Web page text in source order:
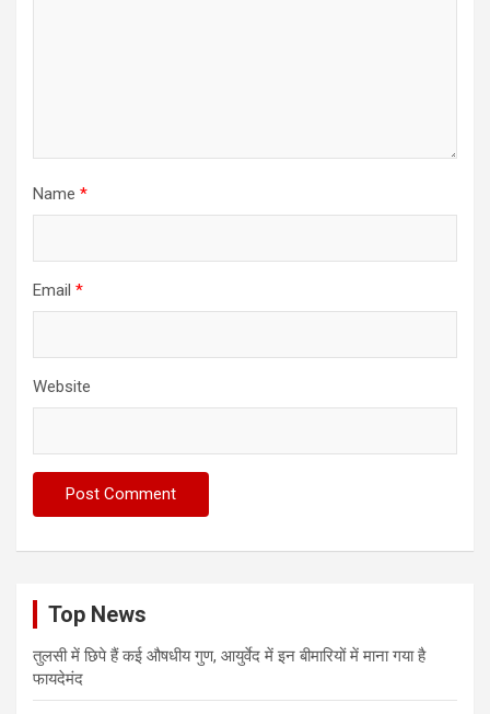
Name *
Email *
Website
Top News
तुलसी में छिपे हैं कई औषधीय गुण, आयुर्वेद में इन बीमारियों में माना गया है
फायदेमंद